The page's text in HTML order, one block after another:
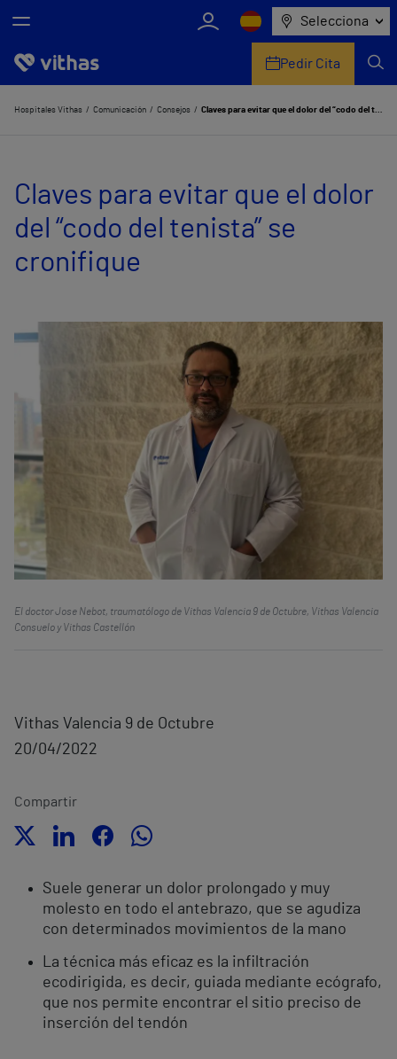
Selecciona
Nosotros
Servicios de salud
Equipo médico y asistencial
Comunicación
Pedir Cita
Hospitales Vithas Comunicación Consejos Claves para evitar que el dolor del “codo del tenista” se cronifique
Claves para evitar que el dolor
del “codo del tenista” se
cronifique
El doctor Jose Nebot, traumatólogo de Vithas Valencia 9 de Octubre, Vithas Valencia
Consuelo y Vithas Castellón
Vithas Valencia 9 de Octubre
20/04/2022
Compartir
Suele generar un dolor prolongado y muy
molesto en todo el antebrazo, que se agudiza
con determinados movimientos de la mano
La técnica más eficaz es la infiltración
ecodirigida, es decir, guiada mediante ecógrafo,
que nos permite encontrar el sitio preciso de
inserción del tendón